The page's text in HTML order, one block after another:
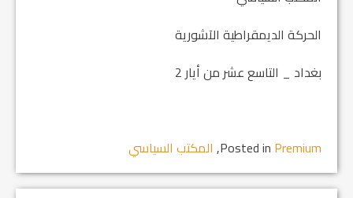
الحركة الديمقراطية الآشورية
بغداد _ التاسع عشر من أيار 2
Posted in Premium
, المكتب السياسي